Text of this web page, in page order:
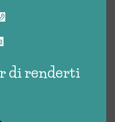
di renderti